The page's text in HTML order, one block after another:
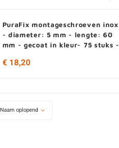
PuraFix montageschroeven inox
- diameter: 5 mm - lengte: 60
mm - gecoat in kleur- 75 stuks -
€ 18,20
Naam oplopend